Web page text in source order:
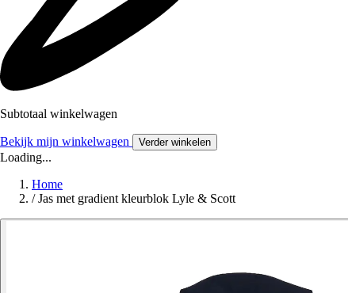
Subtotaal winkelwagen
Bekijk mijn winkelwagen Verder winkelen
Loading...
Home
/ Jas met gradient kleurblok Lyle & Scott